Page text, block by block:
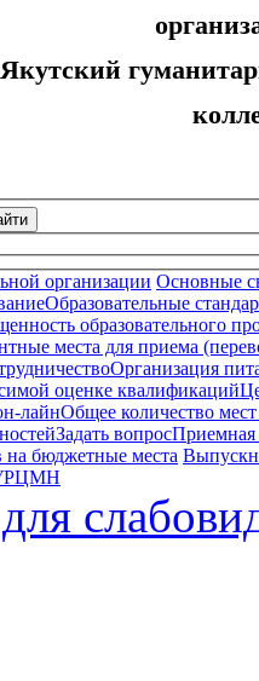
организации Основные
Образовательные
образовательного
места для приема
Организация
оценке квалификаций
лайнОбщее количество
Задать вопросПриемная
на бюджетные места
РЦМН